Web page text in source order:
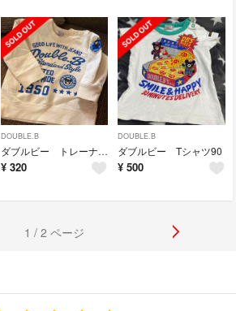
DOUBLE.B
ダブルビー トレーナー90
¥ 320
DOUBLE.B
ダブルビー Tシャツ90
¥ 500
1 / 2 ページ